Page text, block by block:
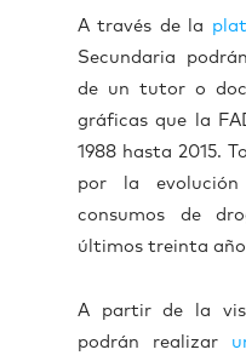
A través de la
Secundaria
de un tutor o
gráficas que la
1988 hasta 2015.
por la
consumos de
últimos treinta
A partir de la
podrán realizar